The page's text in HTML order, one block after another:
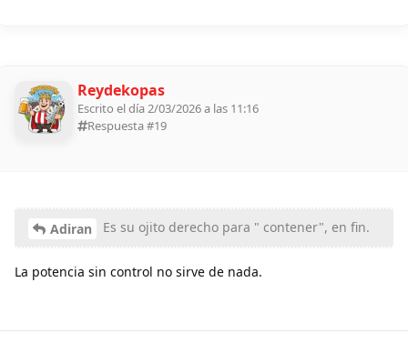
Reydekopas
Escrito el día 2/03/2026 a las 11:16
Respuesta #19
Adiran Es su ojito derecho para " contener", en fin.
La potencia sin control no sirve de nada.